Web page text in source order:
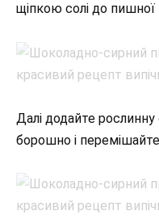
щіпкою солі до пишної
Далі додайте
борошно і